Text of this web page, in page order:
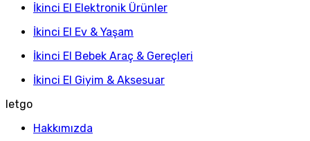
İkinci El Elektronik Ürünler
İkinci El Ev & Yaşam
İkinci El Bebek Araç & Gereçleri
İkinci El Giyim & Aksesuar
letgo
Hakkımızda